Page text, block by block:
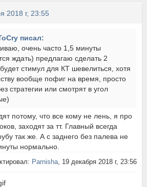
2018 г, 23:55
писал:
очень часто 1,5 минуты
ждать) предлагаю сделать 2
стимул для КТ шевелиться, хотя
вообще пофиг на время, просто
стратегии или смотрят в угол
потому, что все кому не лень, я про
заходят за тт. Главный всегда
так же. А с заднего без палева не
нормально.
Parnisha, 19 декабря 2018 г, 23:56